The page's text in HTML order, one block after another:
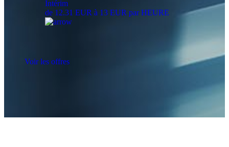
Intérim
de 12.31 EUR à 13 EUR par HEURE
Voir les offres